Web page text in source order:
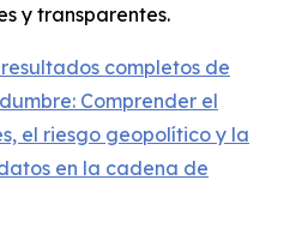
y transparentes.
completos de
Comprender el
el riesgo geopolítico y la
en la cadena de